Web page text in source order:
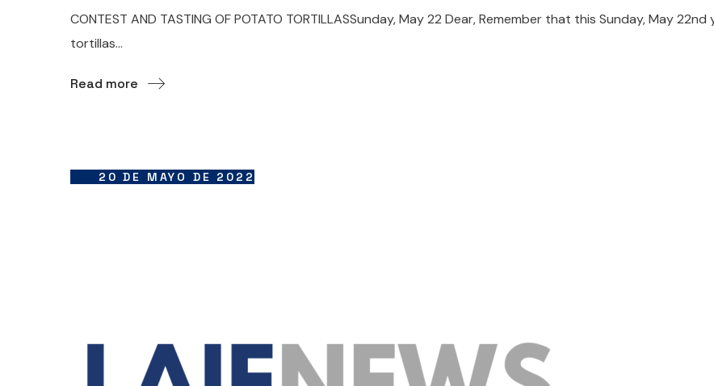
CONTEST AND TASTING OF POTATO TORTILLASSunday, May 22 Dear, Remember that this Sunday, May
tortillas...
Read more
20 DE MAYO DE 2022